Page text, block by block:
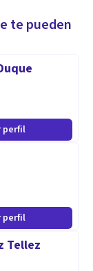
LA
el
(más de 15
y familias.
estrés,
te pueden
perfil
perfil
Tellez